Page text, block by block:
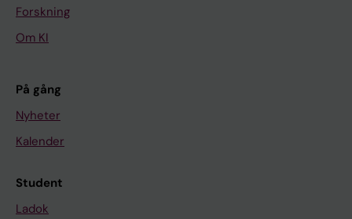
Forskning
Om KI
På gång
Nyheter
Kalender
Student
Ladok